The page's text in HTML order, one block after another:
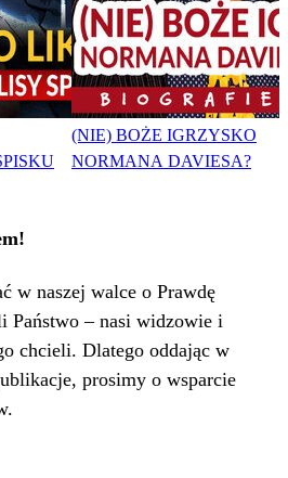
(NIE) BOŻE IGRZYSKO
NORMANA DAVIESA?
w naszej walce o Prawdę
Państwo – nasi widzowie i
chcieli. Dlatego oddając w
prosimy o wsparcie